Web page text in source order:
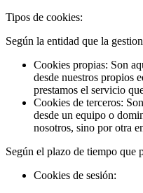
Tipos de cookies:
Según la entidad que la
Cookies propias: Son
desde nuestros propios
prestamos el servicio
Cookies de terceros:
desde un equipo o
nosotros, sino por otra
Según el plazo de tiempo que
Cookies de sesión: